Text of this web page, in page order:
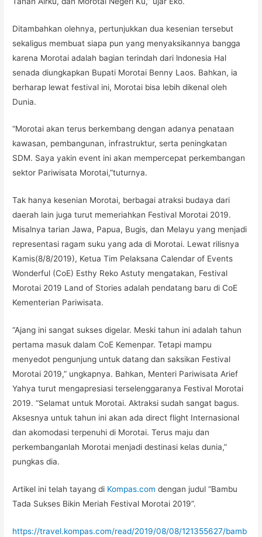
Ditambahkan olehnya, pertunjukkan dua kesenian tersebut
sekaligus membuat siapa pun yang menyaksikannya bangga
karena Morotai adalah bagian terindah dari lndonesia Hal
senada diungkapkan Bupati Morotai Benny Laos. Bahkan, ia
berharap lewat festival ini, Morotai bisa lebih dikenal oleh
Dunia.
“Morotai akan terus berkembang dengan adanya penataan
kawasan, pembangunan, infrastruktur, serta peningkatan
SDM. Saya yakin event ini akan mempercepat perkembangan
sektor Pariwisata Morotai,”tuturnya.
Tak hanya kesenian Morotai, berbagai atraksi budaya dari
daerah lain juga turut memeriahkan Festival Morotai 2019.
Misalnya tarian Jawa, Papua, Bugis, dan Melayu yang menjadi
representasi ragam suku yang ada di Morotai. Lewat rilisnya
Kamis(8/8/2019), Ketua Tim Pelaksana Calendar of Events
Wonderful (CoE) Esthy Reko Astuty mengatakan, Festival
Morotai 2019 Land of Stories adalah pendatang baru di CoE
Kementerian Pariwisata.
“Ajang ini sangat sukses digelar. Meski tahun ini adalah tahun
pertama masuk dalam CoE Kemenpar. Tetapi mampu
menyedot pengunjung untuk datang dan saksikan Festival
Morotai 2019,” ungkapnya. Bahkan, Menteri Pariwisata Arief
Yahya turut mengapresiasi terselenggaranya Festival Morotai
2019. “Selamat untuk Morotai. Aktraksi sudah sangat bagus.
Aksesnya untuk tahun ini akan ada direct flight Internasional
dan akomodasi terpenuhi di Morotai. Terus maju dan
perkembanganlah Morotai menjadi destinasi kelas dunia,”
pungkas dia.
Artikel ini telah tayang di Kompas.com dengan judul “Bambu
Tada Sukses Bikin Meriah Festival Morotai 2019”.
https://travel.kompas.com/read/2019/08/08/121355627/bamb